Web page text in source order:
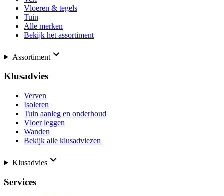
Vloeren & tegels
Tuin
Alle merken
Bekijk het assortiment
Assortiment
Klusadvies
Verven
Isoleren
Tuin aanleg en onderhoud
Vloer leggen
Wanden
Bekijk alle klusadviezen
Klusadvies
Services